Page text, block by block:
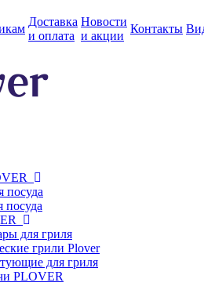
Доставка
и оплата
Новости
и акции
Контакты
посуда
посуда
для гриля
грили Plover
для гриля
PLOVER